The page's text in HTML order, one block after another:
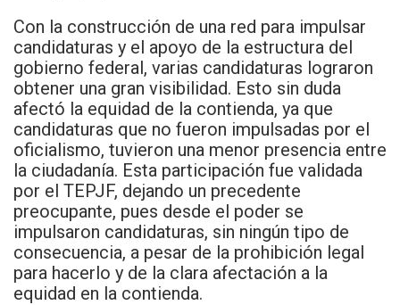
Con la construcción de una red para impulsar
candidaturas y el apoyo de la estructura del
gobierno federal, varias candidaturas lograron
obtener una gran visibilidad. Esto sin duda
afectó la equidad de la contienda, ya que
candidaturas que no fueron impulsadas por el
oficialismo, tuvieron una menor presencia entre
la ciudadanía. Esta participación fue validada
por el TEPJF, dejando un precedente
preocupante, pues desde el poder se
impulsaron candidaturas, sin ningún tipo de
consecuencia, a pesar de la prohibición legal
para hacerlo y de la clara afectación a la
equidad en la contienda.